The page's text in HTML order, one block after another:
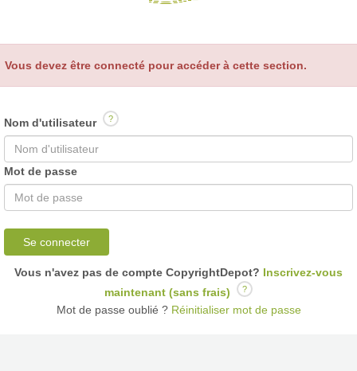
Vous devez être connecté pour accéder à cette section.
Nom d'utilisateur ?
Mot de passe
Se connecter
Vous n'avez pas de compte CopyrightDepot? Inscrivez-vous
maintenant (sans frais)
?
Mot de passe oublié ?Réinitialiser mot de passe